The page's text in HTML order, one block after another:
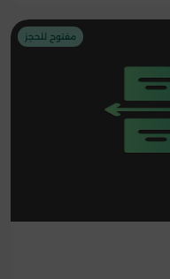
مفتوح للحجز